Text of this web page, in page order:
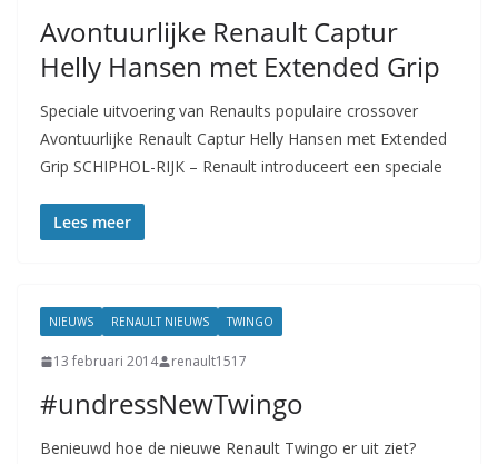
Avontuurlijke Renault Captur
Helly Hansen met Extended Grip
Speciale uitvoering van Renaults populaire crossover
Avontuurlijke Renault Captur Helly Hansen met Extended
Grip SCHIPHOL-RIJK – Renault introduceert een speciale
Lees meer
NIEUWS RENAULT NIEUWS TWINGO
13 februari 2014 renault1517
#undressNewTwingo
Benieuwd hoe de nieuwe Renault Twingo er uit ziet?